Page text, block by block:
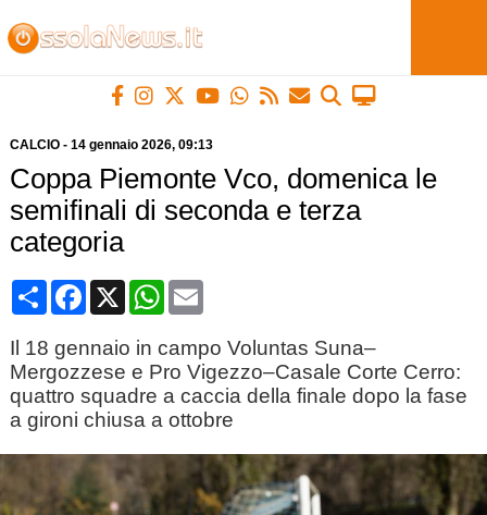
CALCIO- 14 gennaio 2026, 09:13
Coppa Piemonte Vco, domenica le
semifinali di seconda e terza
categoria
CondividiFacebook
X WhatsApp
Email
Il 18 gennaio in campo Voluntas Suna–
Mergozzese e Pro Vigezzo–Casale Corte Cerro:
quattro squadre a caccia della finale dopo la fase
a gironi chiusa a ottobre